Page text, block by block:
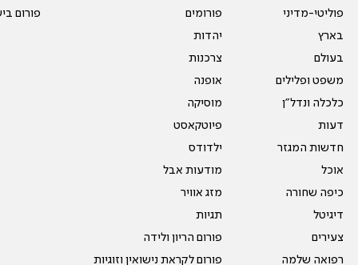
פוליטי-מדיני
בארץ
בעולם
משפט ופלילים
כלכלה ונדל"ן
דעות
חדשות המגזר
אוכל
כיפה שחורה
דיגיטל
צעירים
רפואה שלמה
פורומים
יהדות
צרכנות
אופנה
מוסיקה
פיוטקאסט
ילדודס
מודעות אבל
מזג אוויר
תגיות
פורום הריון ולידה
פורום לקראת נישואין וזוגיות
פורום